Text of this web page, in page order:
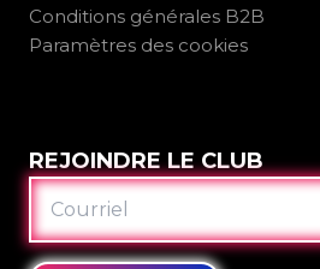
Conditions générales B2B
Paramètres des cookies
REJOINDRE LE CLUB
COURRIEL